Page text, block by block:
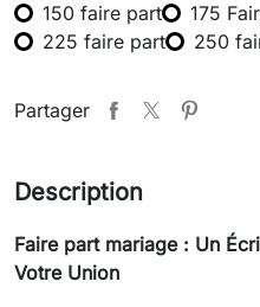
150 faire part
175
225 faire part
250
Partager
Description
Faire part mariage : Un
Votre Union